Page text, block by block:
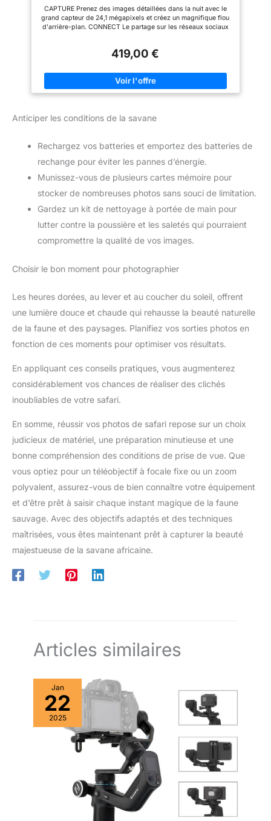
batterie LC-E10E ; cble
d'alimentation pour chargeur de
batterie ; cache objectif ;
(français non garanti). Première
étape L'objectif ne contient pas
Portraits et Les paysages
CAPTURE Prenez des images détaillées dans la nuit avec le
grand capteur de 24,1 mégapixels et créez un magnifique flou
d'arrière-plan. CONNECT Le partage sur les réseaux sociaux
APPAREIL PHOTO L'appareil photo est associé à un objectif
de haute qualité adapté à la photographie générale. PRÉCIS
Capturez l'instant exactement tel que vous vous en souvenez
grâce à la mise au point automatique précise, à 3,0 ips et au
uniques avec les filtres créatifs.
419,00 €
Anticiper les conditions de la savane
Rechargez vos batteries et emportez des batteries de
rechange pour éviter les pannes d’énergie.
Munissez-vous de plusieurs cartes mémoire pour
stocker de nombreuses photos sans souci de limitation.
Gardez un kit de nettoyage à portée de main pour
lutter contre la poussière et les saletés qui pourraient
compromettre la qualité de vos images.
Choisir le bon moment pour photographier
Les heures dorées, au lever et au coucher du soleil, offrent
une lumière douce et chaude qui rehausse la beauté naturelle
de la faune et des paysages. Planifiez vos sorties photos en
fonction de ces moments pour optimiser vos résultats.
En appliquant ces conseils pratiques, vous augmenterez
considérablement vos chances de réaliser des clichés
inoubliables de votre safari.
En somme, réussir vos photos de safari repose sur un choix
judicieux de matériel, une préparation minutieuse et une
bonne compréhension des conditions de prise de vue. Que
vous optiez pour un téléobjectif à focale fixe ou un zoom
polyvalent, assurez-vous de bien connaître votre équipement
et d’être prêt à saisir chaque instant magique de la faune
sauvage. Avec des objectifs adaptés et des techniques
maîtrisées, vous êtes maintenant prêt à capturer la beauté
majestueuse de la savane africaine.
Articles similaires
Jan
22
2025